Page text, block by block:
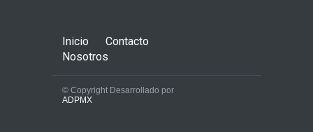
Inicio
Contacto
Nosotros
© Copyright Desarrollado por
ADPMX